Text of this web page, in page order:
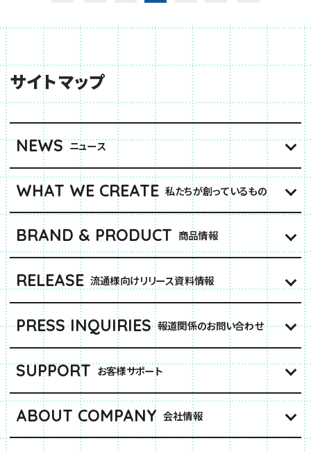
サイトマップ
NEWS ニュース
WHAT WE CREATE 私たちが創っているもの
BRAND & PRODUCT 商品情報
RELEASE 流通様向けリリース資料情報
PRESS INQUIRIES 報道関係のお問い合わせ
SUPPORT お客様サポート
ABOUT COMPANY 会社情報